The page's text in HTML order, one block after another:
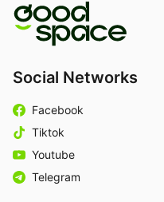
Social Networks
Facebook
Tiktok
Youtube
Telegram